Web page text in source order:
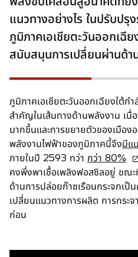
แนวทางอย่างไร ในปรับปรุ
ภูมิภาคเอเชียตะวันออกเฉี
สนับสนุนการเปลี่ยนผ่านด้า
ภูมิภาคเอเชียตะวันออกเฉียงใต้
สำคัญในเส้นทางด้านพลังงาน เนื่
มากขึ้นและการขยายตัวของเมือง
พลังงานไฟฟ้าของภูมิภาคนี้จึงมีแ
ภายในปี 2593 ทว่า กว่า 80%
p
e
n
คงพึ่งพาเชื้อเพลิงฟอสซิลอยู่ ขณะ
ด้านการปล่อยก๊าซเรือนกระจกเ
เปลี่ยนแนวทางการผลิต การกระ
ก่อน